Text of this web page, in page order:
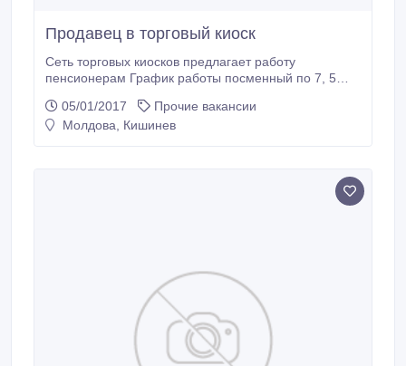
Продавец в торговый киоск
Сеть торговых киосков предлагает работу
пенсионерам График работы посменный по 7, 5
леев.05/01/2017
Прочие вакансии
Молдова, Кишинев